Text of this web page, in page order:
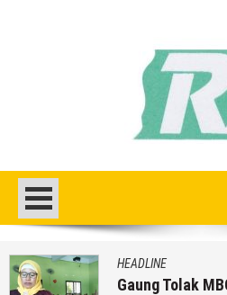
HEADLINE
Gaung Tolak